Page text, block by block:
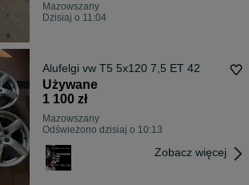
Mazowszany
Dzisiaj o 11:04
Alufelgi vw T5 5x120 7,5 ET 42
Używane
1 100 zł
Mazowszany
Odświeżono dzisiaj o 10:13
Zobacz więcej